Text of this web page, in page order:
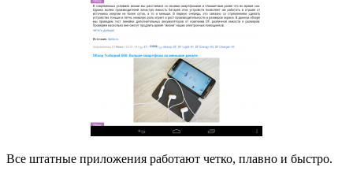
Все штатные приложения работают четко, плавно и быстро.